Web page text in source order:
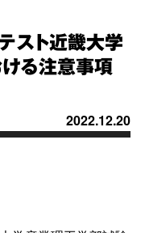
スト近畿大学
る注意事項
2022.12.20